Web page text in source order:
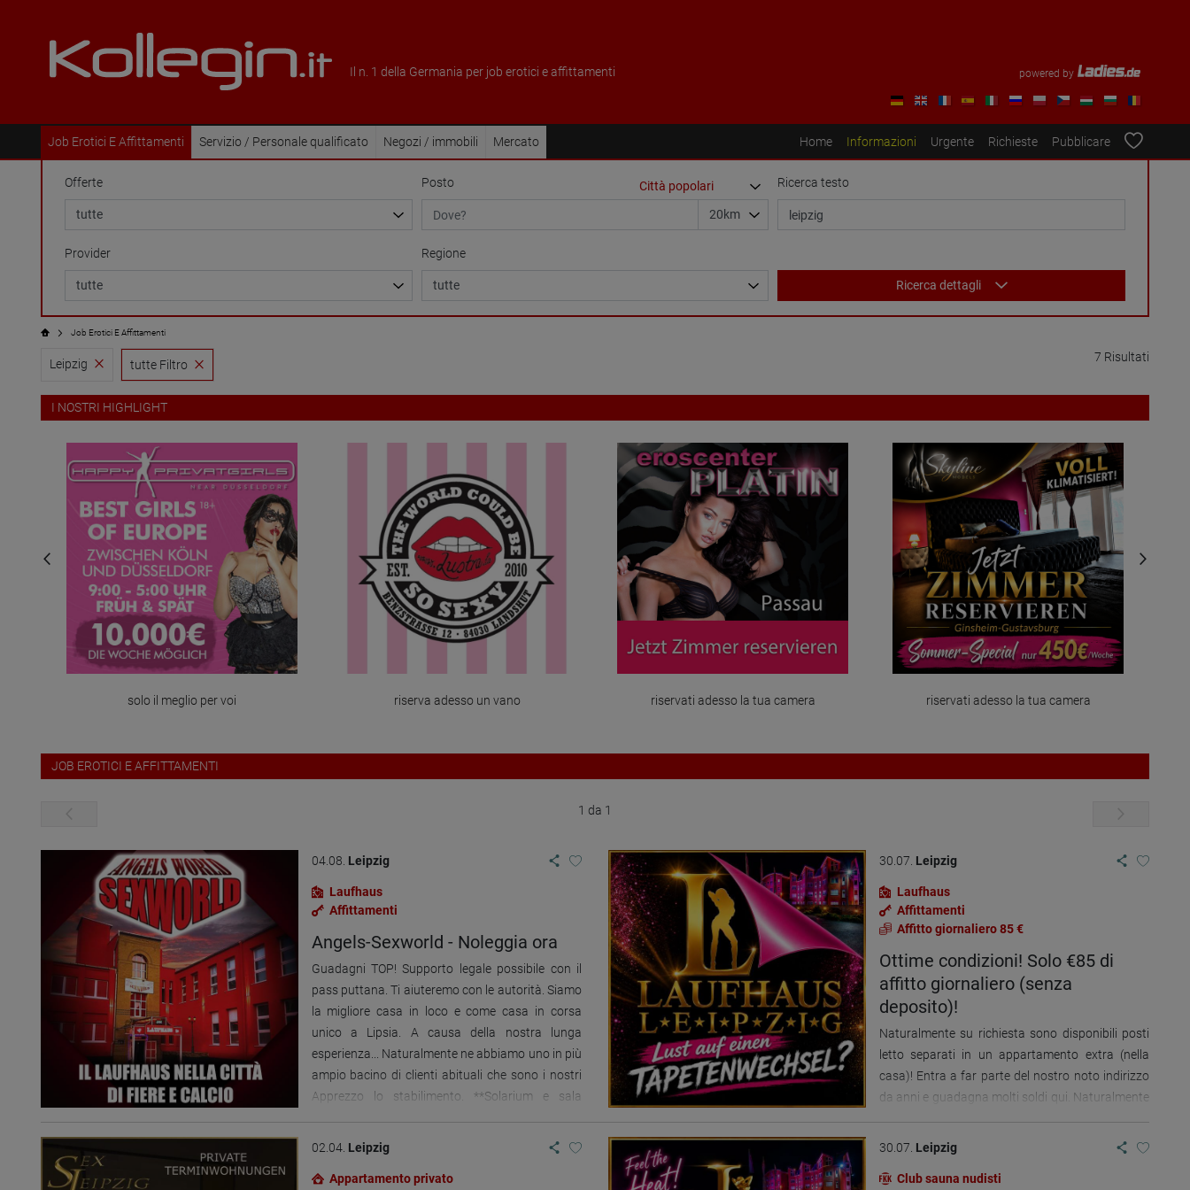
Il n. 1 della Germania per job erotici e affittamenti powered by
Job Erotici E Affittamenti Servizio / Personale qualificato Negozi / immobili Mercato Home Informazioni Urgente Richieste Pubblicare
Offerte Posto Ricerca testo
Provider Regione
Ricerca dettagli
Job Erotici E Affittamenti
Leipzig tutte Filtro
7 Risultati
I NOSTRI HIGHLIGHT
solo il meglio per voi riserva adesso un vano riservati adesso la tua camera riservati adesso la tua camera
JOB EROTICI E AFFITTAMENTI
1 da 1
04.08. Leipzig
Laufhaus
Affittamenti
Angels-Sexworld - Noleggia ora
Guadagni TOP! Supporto legale possibile con il
pass puttana. Ti aiuteremo con le autorità. Siamo
la migliore casa in loco e come casa in corsa
unico a Lipsia. A causa della nostra lunga
esperienza... Naturalmente ne abbiamo uno in più
ampio bacino di clienti abituali che sono i nostri
Apprezzo lo stabilimento. **Solarium e sala
una posizione molto centrale - a 5 minuti
fiera e del centro città. - Negozi a soli 3 minuti a
30.07. Leipzig
Laufhaus
Affittamenti
Affitto giornaliero 85 €
Ottime condizioni! Solo €85 di
affitto giornaliero (senza
deposito)!
Naturalmente su richiesta sono disponibili posti
letto separati in un appartamento extra (nella
casa)! Entra a far parte del nostro noto indirizzo
da anni e guadagna molti soldi qui. Naturalmente
c'è una vasta base di clienti abituali. Anche le
donne internazionali e i principianti sono i
propria cucina in ogni stanza e tutto è dotato
02.04. Leipzig
Appartamento privato
30.07. Leipzig
Club sauna nudisti